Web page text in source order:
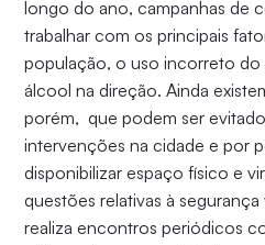
longo do ano, campanhas de
trabalhar com os principais
população, o uso incorreto
álcool na direção. Ainda
porém, que podem ser
intervenções na cidade e por
disponibilizar espaço físico e
questões relativas à
realiza encontros periódicos